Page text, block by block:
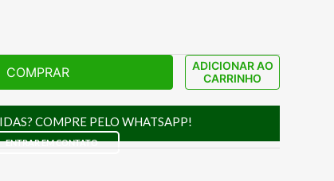
COMPRAR
ADICIONAR AO
CARRINHO
COMPRE PELO WHATSAPP!
ENTRAR EM CONTATO